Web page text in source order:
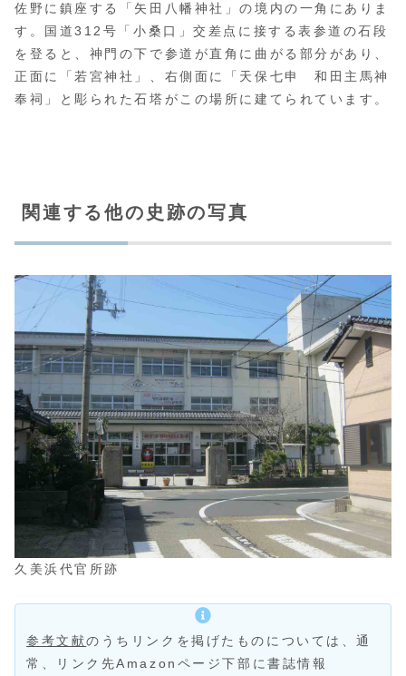
佐野に鎮座する「矢田八幡神社」の境内の一角にありま
す。国道312号「小桑口」交差点に接する表参道の石段
を登ると、神門の下で参道が直角に曲がる部分があり、
正面に「若宮神社」、右側面に「天保七申 和田主馬神
奉祠」と彫られた石塔がこの場所に建てられています。
関連する他の史跡の写真
久美浜代官所跡
参考文献のうちリンクを掲げたものについては、通
常、リンク先Amazonページ下部に書誌情報